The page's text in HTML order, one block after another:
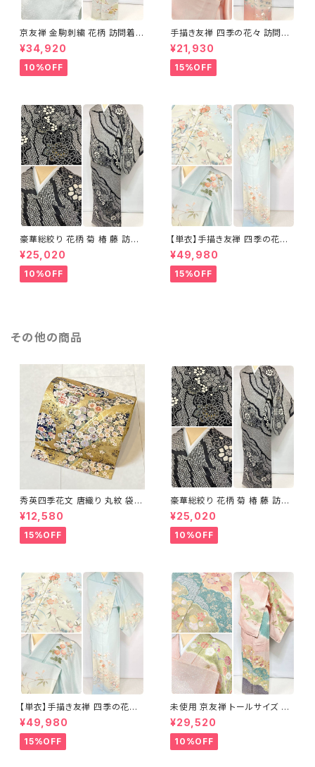
京友禅 金駒刺繍 花柄 訪問着
正絹 水色 黄緑 パステルカラー
アイスグリーン 1433
¥34,920
10%OFF
手描き友禅 四季の花々 訪問着
袷 正絹 サーモンピンク クリー
ム 白 桃花色 1434
¥21,930
15%OFF
豪華総絞り 花柄 菊 椿 藤 訪問
着 鹿の子絞り ラメ 正絹 黒 白
グレー 1435
¥25,020
10%OFF
【単衣】手描き友禅 四季の花々
正絹 訪問着 水色 黄緑 白 パス
テルカラー 1431
¥49,980
15%OFF
その他の商品
秀英四季花文 唐織り 丸紋 袋帯
正絹 金糸 ゴールド 紺 ピンク 7
05
¥12,580
15%OFF
豪華総絞り 花柄 菊 椿 藤 訪問
着 鹿の子絞り ラメ 正絹 黒 白
グレー 1435
¥25,020
10%OFF
【単衣】手描き友禅 四季の花々
正絹 訪問着 水色 黄緑 白 パス
テルカラー 1431
¥49,980
15%OFF
未使用 京友禅 トールサイズ 染
め分け 金彩 訪問着 袷 正絹 ピ
ンク 黄緑 紫 黄色 1438
¥29,520
10%OFF